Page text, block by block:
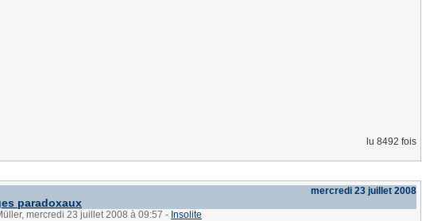
lu 8492 fois
mercredi 23 juillet 2008
paradoxaux
mercredi 23 juillet 2008 à 09:57 - Insolite